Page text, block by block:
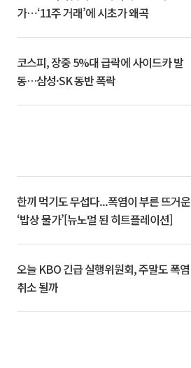
가⋯‘11주 거래’에 시초가 왜곡
코스피, 장중 5%대 급락에 사이드카 발
동…삼성·SK 동반 폭락
한끼 먹기도 무섭다...폭염이 부른 뜨거운
‘밥상 물가’[뉴노멀 된 히트플레이션]
오늘 KBO 긴급 실행위원회, 주말도 폭염
취소 될까